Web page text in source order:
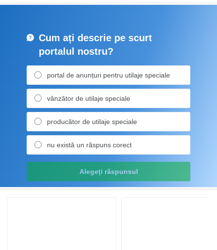
Cum ați descrie pe scurt
portalul nostru?
portal de anunțuri pentru utilaje speciale
vânzător de utilaje speciale
producător de utilaje speciale
nu există un răspuns corect
Alegeți răspunsul